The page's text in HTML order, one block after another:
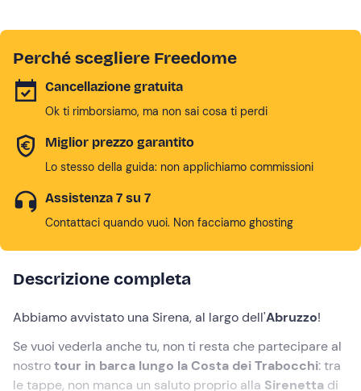
Perché scegliere Freedome
Cancellazione gratuita
Ok ti rimborsiamo, ma non sai cosa ti perdi
Miglior prezzo garantito
Lo stesso della guida: non applichiamo commissioni
Assistenza 7 su 7
Contattaci quando vuoi. Non facciamo ghosting
Descrizione completa
Abbiamo avvistato una Sirena, al largo dell'Abruzzo!
Se vuoi vederla anche tu, non ti resta che partecipare al
nostrotour in barca lungo la Costa dei Trabocchi: tra
le tappe, non manca un saluto proprio alla Sirenetta di